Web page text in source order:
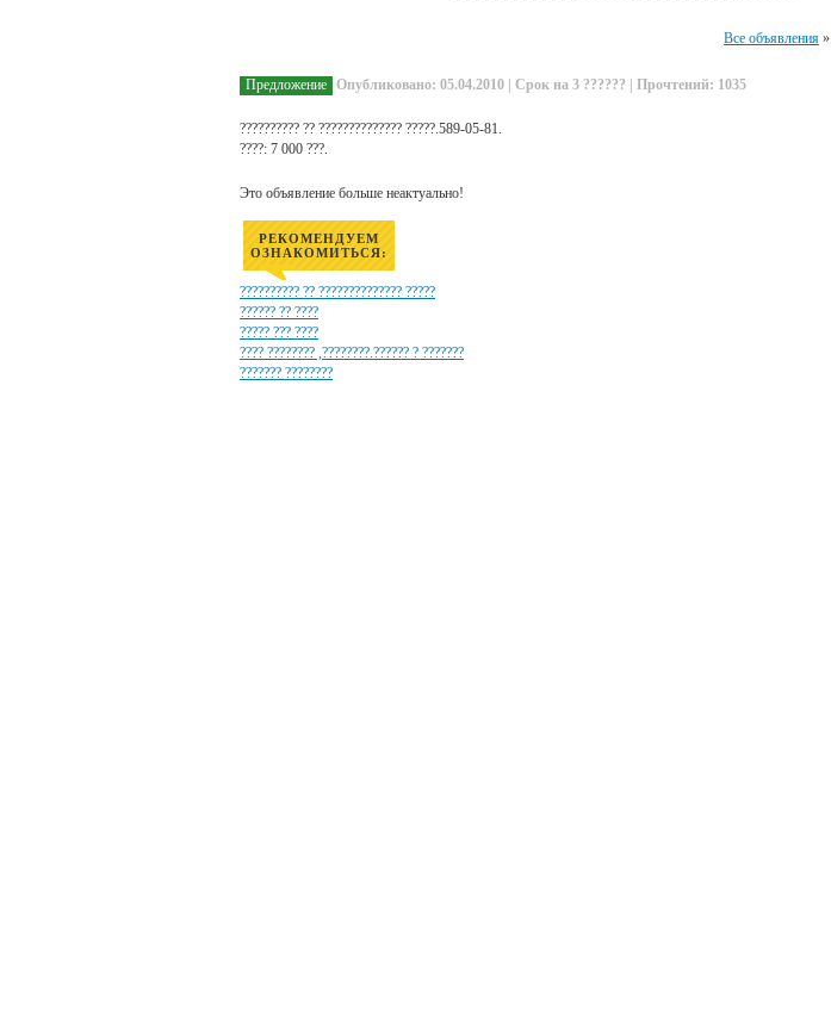
Все объявления »
Предложение Опубликовано: 05.04.2010 | Срок на 3 ?????? | Прочтений: 1035
?????????? ?? ?????????????? ?????.589-05-81.
????: 7 000 ???.
Это объявление больше неактуально!
РЕКОМЕНДУЕМ
ОЗНАКОМИТЬСЯ:
?????????? ?? ?????????????? ?????
?????? ?? ????
????? ??? ????
???? ???????? ,????????.?????? ? ???????
??????? ????????